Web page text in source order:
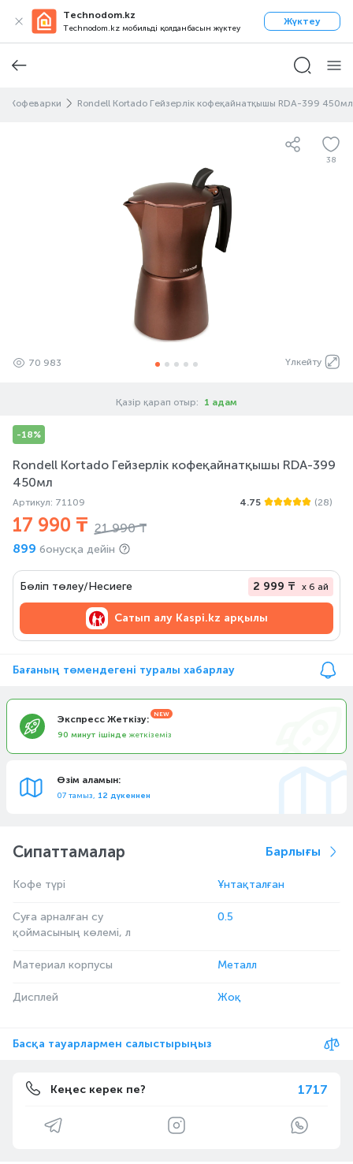
Technodom.kz
Technodom.kz мобильді қолданбасын жүктеу
Жүктеу
Кофеварки Rondell Kortado Гейзерлік кофеқайнатқышы RDA-399 450мл
38
Үлкейту
70 983
Қазір қарап отыр: 1 адам
-18%
Rondell Kortado Гейзерлік кофеқайнатқышы RDA-399
450мл
Артикул: 71109 4.75 (28)
17 990 ₸ 21 990 ₸
899 бонусқа дейін
Бөліп төлеу/Несиеге 2 999 ₸ x 6 ай
Сатып алуKaspi.kz арқылы
Бағаның төмендегені туралы хабарлау
Экспресс Жеткізу:
90 минут ішінде жеткіземіз
Өзім аламын:
07 тамыз, 12 дүкеннен
Сипаттамалар Барлығы
Кофе түрі Ұнтақталған
Суға арналған су
қоймасының көлемі, л
0.5
Материал корпусы Металл
Дисплей Жоқ
Басқа тауарлармен салыстырыңыз
Кеңес керек пе? 1717